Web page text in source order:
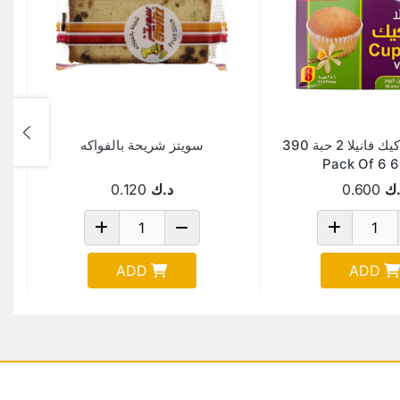
الفيصل كب كيك فانيلا 2 حبة 390
0.600
ADD
سويتز شريحة بالفواكه
د.ك 0.120
ADD